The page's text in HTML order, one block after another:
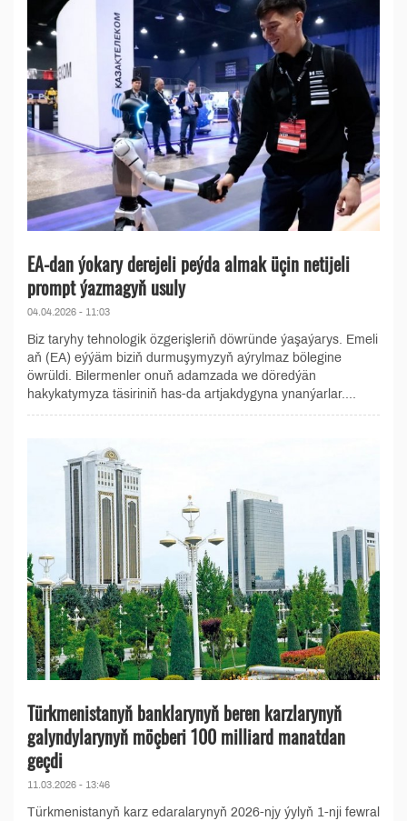
EA-dan ýokary derejeli peýda almak üçin netijeli
prompt ýazmagyň usuly
04.04.2026 - 11:03
Biz taryhy tehnologik özgerişleriň döwründe ýaşaýarys. Emeli
aň (EA) eýýäm biziň durmuşymyzyň aýrylmaz bölegine
öwrüldi. Bilermenler onuň adamzada we döredýän
hakykatymyza täsiriniň has-da artjakdygyna ynanýarlar....
Türkmenistanyň banklarynyň beren karzlarynyň
galyndylarynyň möçberi 100 milliard manatdan
geçdi
11.03.2026 - 13:46
Türkmenistanyň karz edaralarynyň 2026-njy ýylyň 1-nji fewral